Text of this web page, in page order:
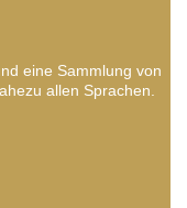
eine Sammlung von
allen Sprachen.